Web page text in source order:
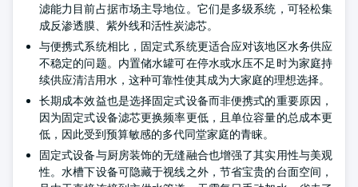
滤能力目前占据市场主导地位。它们是多级系统，可轻松集
成反渗透膜、紫外线和活性炭滤芯。
与便携式系统相比，固定式系统更适合应对该地区水务供应
不稳定的问题。内置储水罐可在停水或水压不足时为家庭持
续供应清洁用水，这种可靠性使其成为大家庭的理想选择。
长期成本效益也是选择固定式设备而非便携式的重要原因，
因为固定式设备滤芯更换频率更低，且单位容量的总成本更
低，因此受到预算敏感的多代同堂家庭的青睐。
固定式设备与厨房装饰的无缝融合也增强了其实用性与美观
性。水槽下设备可隐藏于视线之外，节省宝贵的台面空间，